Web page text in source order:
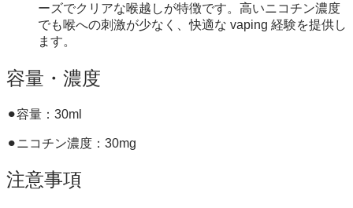
ーズでクリアな喉越しが特徴です。高いニコチン濃度
でも喉への刺激が少なく、快適な vaping 経験を提供し
ます。
容量・濃度
⚫︎容量：30ml
⚫︎ニコチン濃度：30mg
注意事項